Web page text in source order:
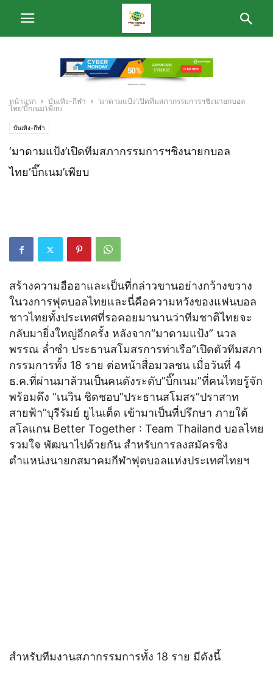
หน้าแรก บันเทิง-กีฬา
‘มาดามแป้ง’เปิดทีมสภากรรมการฯชิงนายกบอล
ไทย‘บิ๊กเนม’เพียบ
บันเทิง-กีฬา
‘มาดามแป้ง’เปิดทีมสภากรรมการฯชิงนายกบอล
ไทย‘บิ๊กเนม’เพียบ
สร้างความฮือฮาและเป็นที่กล่าวขานอย่างกว้างขวาง
ในวงการฟุตบอลไทยและนี่คือความหวังของแฟนบอล
ชาวไทยทั้งประเทศที่รอคอยมานานว่าทีมชาติไทยจะ
กลับมายิ่งใหญ่อีกครั้ง หลังจาก“มาดามแป้ง” นวล
พรรณ ล่ำซำ ประธานสโมสรการท่าเรือ”เปิดตัวทีมสภา
กรรมการทั้ง 18 ราย ต่อหน้าสื่อมวลชน เมื่อวันที่ 4
ธ.ค.ที่ผ่านมาล้วนเป็นคนดังระดับ”บิ๊กเนม”ที่คนไทยรู้จัก
พร้อมดึง “เนวิน ชิดชอบ”ประธานสโมสร”ปราสาท
สายฟ้า”บุรีรัมย์ ยูไนเต็ด เข้ามาเป็นที่ปรึกษา ภายใต้
สโลแกน Better Together : Team Thailand บอลไทย
รวมใจ พัฒนาไปด้วยกัน สำหรับการลงสมัครชิง
ตำแหน่งนายกสมาคมกีฬาฟุตบอลแห่งประเทศไทยฯ
สำหรับทีมงานสภากรรมการทั้ง 18 ราย มีดังนี้